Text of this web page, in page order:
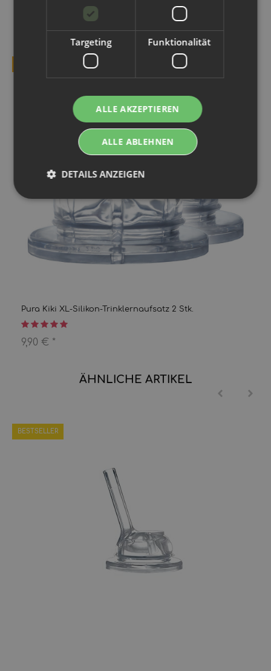
Pura Kiki XL-Silikon-Trinklernaufsatz 2 Stk.
9,90 € *
ÄHNLICHE ARTIKEL
BESTSELLER
Targeting Funktionalität
ALLE AKZEPTIEREN
ALLE ABLEHNEN
DETAILS ANZEIGEN